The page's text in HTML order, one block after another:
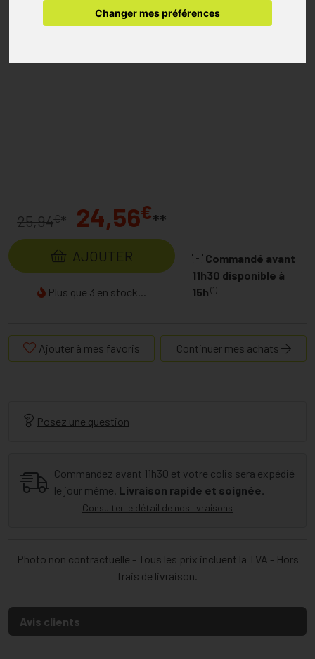
Changer mes préférences
25,94€* 24,56€**
AJOUTER
Plus que 3 en stock...
Commandé avant
11h30 disponible à
15h (1)
Ajouter à mes favoris Continuer mes achats
Posez une question
Commandez avant 11h30 et votre colis sera expédié
le jour même. Livraison rapide et soignée.
Consulter le détail de nos livraisons
Photo non contractuelle - Tous les prix incluent la TVA - Hors
frais de livraison.
Avis clients